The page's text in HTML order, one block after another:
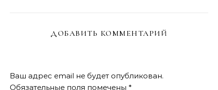
ДОБАВИТЬ КОММЕНТАРИЙ
Ваш адрес email не будет опубликован.
Обязательные поля помечены *